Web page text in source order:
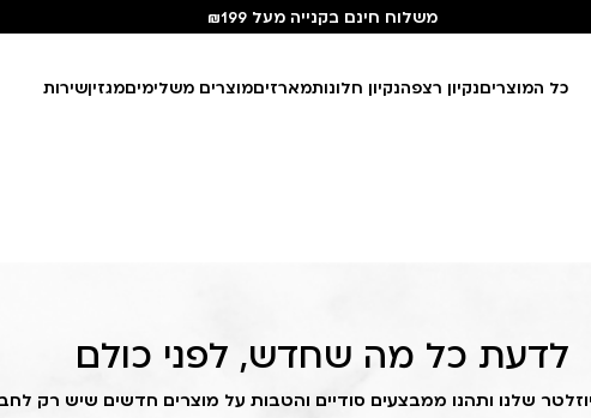
משלוח חינם בקנייה מעל ₪199
כל המוצריםנקיון רצפהנקיון חלונותמארזיםמוצרים משלימיםמגזיןשירות
לדעת כל מה שחדש, לפני כולם
שלנו ותהנו ממבצעים סודיים והטבות על מוצרים חדשים שיש רק